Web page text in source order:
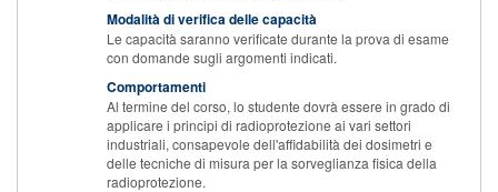
Modalità di verifica delle capacità
Le capacità saranno verificate durante la prova di esame
con domande sugli argomenti indicati.
Comportamenti
Al termine del corso, lo studente dovrà essere in grado di
applicare i principi di radioprotezione ai vari settori
industriali, consapevole dell'affidabilità dei dosimetri e
delle tecniche di misura per la sorveglianza fisica della
radioprotezione.